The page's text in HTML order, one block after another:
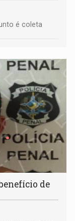
é coleta
de